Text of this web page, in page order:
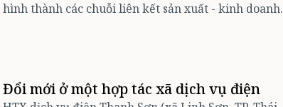
hình thành các chuỗi liên kết sản xuất - kinh doanh. ​​​​​​​
Đổi mới ở một hợp tác xã dịch vụ điện